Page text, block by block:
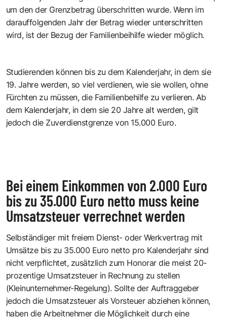
um den der Grenzbetrag überschritten wurde. Wenn im
darauffolgenden Jahr der Betrag wieder unterschritten
wird, ist der Bezug der Familienbeihilfe wieder möglich.
Studierenden können bis zu dem Kalenderjahr, in dem sie
19. Jahre werden, so viel verdienen, wie sie wollen, ohne
Fürchten zu müssen, die Familienbehilfe zu verlieren. Ab
dem Kalenderjahr, in dem sie 20 Jahre alt werden, gilt
jedoch die Zuverdienstgrenze von 15.000 Euro.
Bei einem Einkommen von 2.000 Euro
bis zu 35.000 Euro netto muss keine
Umsatzsteuer verrechnet werden
Selbständiger mit freiem Dienst- oder Werkvertrag mit
Umsätze bis zu 35.000 Euro netto pro Kalenderjahr sind
nicht verpflichtet, zusätzlich zum Honorar die meist 20-
prozentige Umsatzsteuer in Rechnung zu stellen
(Kleinunternehmer-Regelung). Sollte der Auftraggeber
jedoch die Umsatzsteuer als Vorsteuer abziehen können,
haben die Arbeitnehmer die Möglichkeit durch eine